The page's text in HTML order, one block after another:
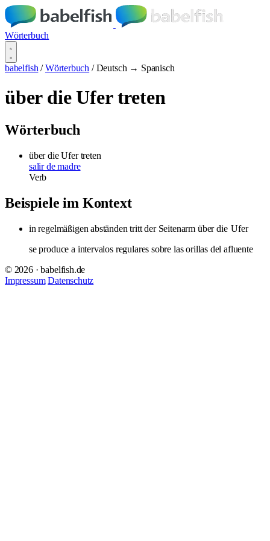
Wörterbuch
babelfish / Wörterbuch / Deutsch → Spanisch
über die Ufer treten
Wörterbuch
über die Ufer treten
salir de madre
Verb
Beispiele im Kontext
in regelmäßigen abständen tritt der Seitenarm über die Ufer
se produce a intervalos regulares sobre las orillas del afluente
© 2026 · babelfish.de
Impressum Datenschutz